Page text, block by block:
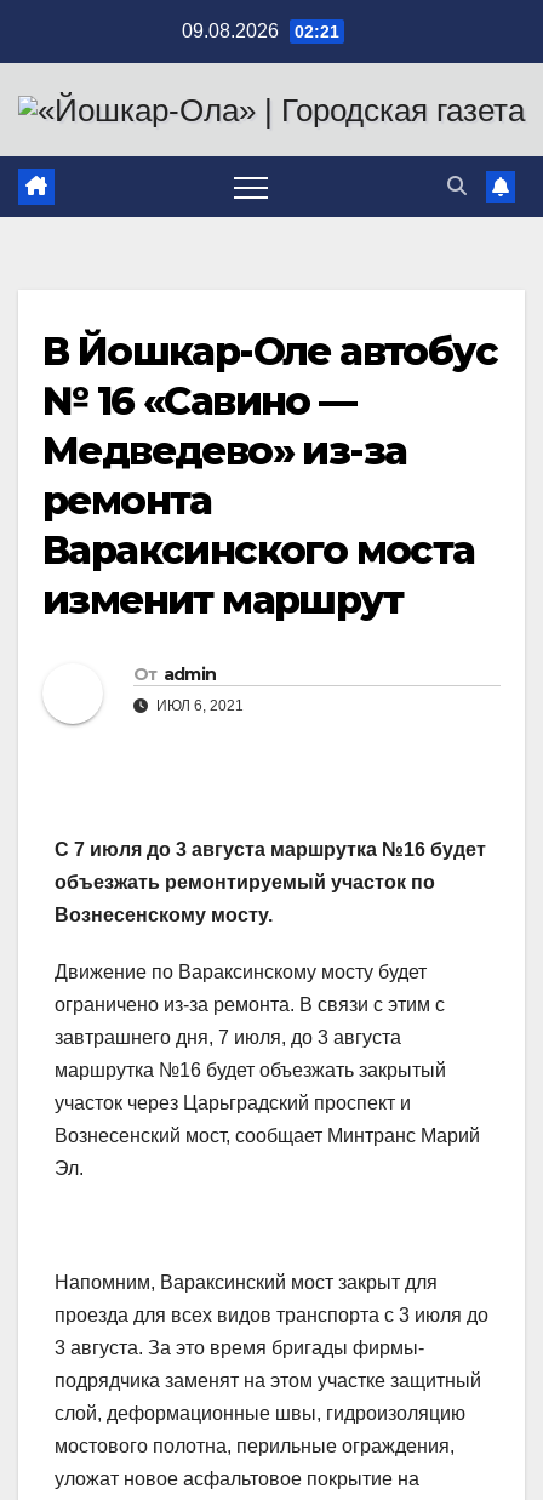
содержимому
09.08.2026 02:21
В Йошкар-Оле автобус
№ 16 «Савино —
Медведево» из-за
ремонта
Вараксинского моста
изменит маршрут
От admin
ИЮЛ 6, 2021
С 7 июля до 3 августа маршрутка №16 будет
объезжать ремонтируемый участок по
Вознесенскому мосту.
Движение по Вараксинскому мосту будет
ограничено из-за ремонта. В связи с этим с
завтрашнего дня, 7 июля, до 3 августа
маршрутка №16 будет объезжать закрытый
участок через Царьградский проспект и
Вознесенский мост, сообщает Минтранс Марий
Эл.
Напомним, Вараксинский мост закрыт для
проезда для всех видов транспорта с 3 июля до
3 августа. За это время бригады фирмы-
подрядчика заменят на этом участке защитный
слой, деформационные швы, гидроизоляцию
мостового полотна, перильные ограждения,
уложат новое асфальтовое покрытие на